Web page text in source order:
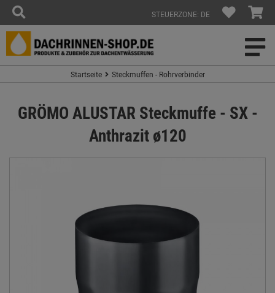
STEUERZONE: DE
Startseite Steckmuffen - Rohrverbinder
GRÖMO ALUSTAR Steckmuffe - SX -
Anthrazit ø120